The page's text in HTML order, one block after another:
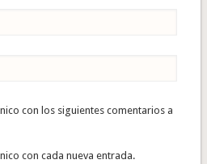
con los siguientes comentarios a
con cada nueva entrada.